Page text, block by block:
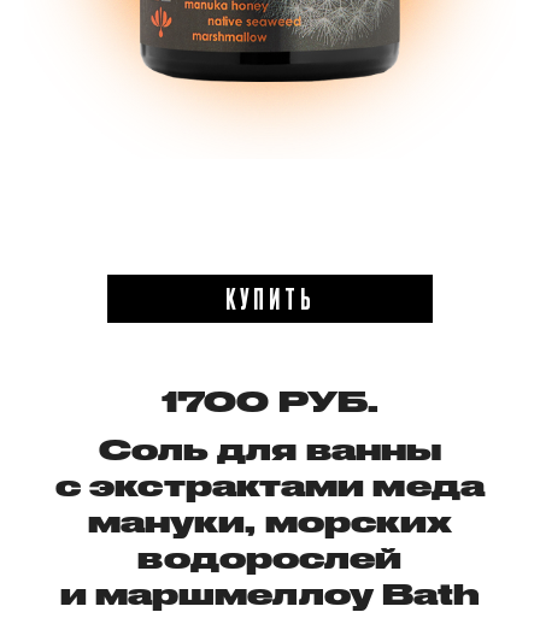
КУПИТЬ
1700 РУБ.
Соль для ванны
с экстрактами меда
мануки, морских
водорослей
и маршмеллоу Bath